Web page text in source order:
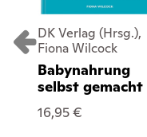
DK Verlag (Hrsg.),
Fiona Wilcock
Babynahrung
selbst gemacht
16,95 €